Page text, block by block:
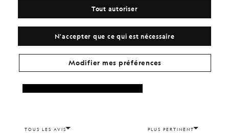
N'accepter que ce qui est nécessaire
Tout autoriser
Modifier mes préférences